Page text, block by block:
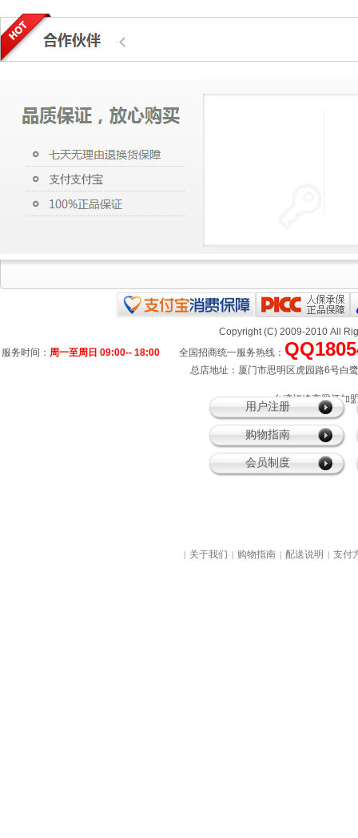
Copyright (C) 2009-2010 All
服务时间： 周一至周日 09:00-- 18:00全国招商统一服务热线：
总店地址：厦门市思明区虎园路6号白
、台湾福峰高粱酒加
| 关于我们 | 购物指南 | 配送说明 | 支付
用户注册
购物指南
会员制度